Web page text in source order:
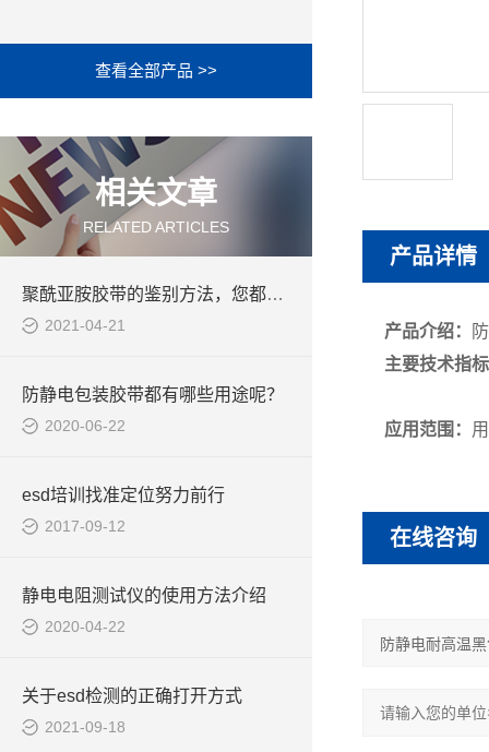
查看全部产品 >>
相关文章
RELATED ARTICLES
聚酰亚胺胶带的鉴别方法，您都知道吗
2021-04-21
防静电包装胶带都有哪些用途呢？
2020-06-22
esd培训找准定位努力前行
2017-09-12
静电电阻测试仪的使用方法介绍
2020-04-22
关于esd检测的正确打开方式
2021-09-18
产品详情
产品介绍：
主要技术指
应用范围：
在线咨询